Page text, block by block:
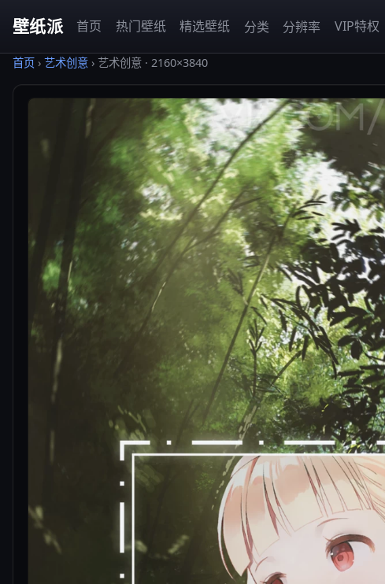
壁纸派 首页 热门壁纸 精选壁纸 分类 分辨率 VIP特权
首页 › 艺术创意 › 艺术创意 · 2160×3840